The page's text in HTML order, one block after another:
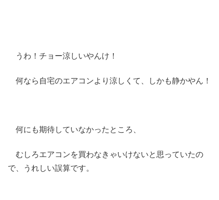
うわ！チョー涼しいやんけ！
何なら自宅のエアコンより涼しくて、しかも静かやん！
何にも期待していなかったところ、
むしろエアコンを買わなきゃいけないと思っていたの
で、うれしい誤算です。